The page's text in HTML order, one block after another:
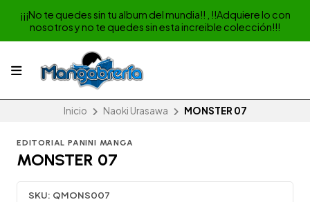
¡¡¡No te quedes sin tu album del mundia!! , !!Adquiere lo con
nosotros y no te quedes sin esta increible colección!!!
Inicio Naoki Urasawa MONSTER 07
EDITORIAL PANINI MANGA
MONSTER 07
SKU: QMONS007